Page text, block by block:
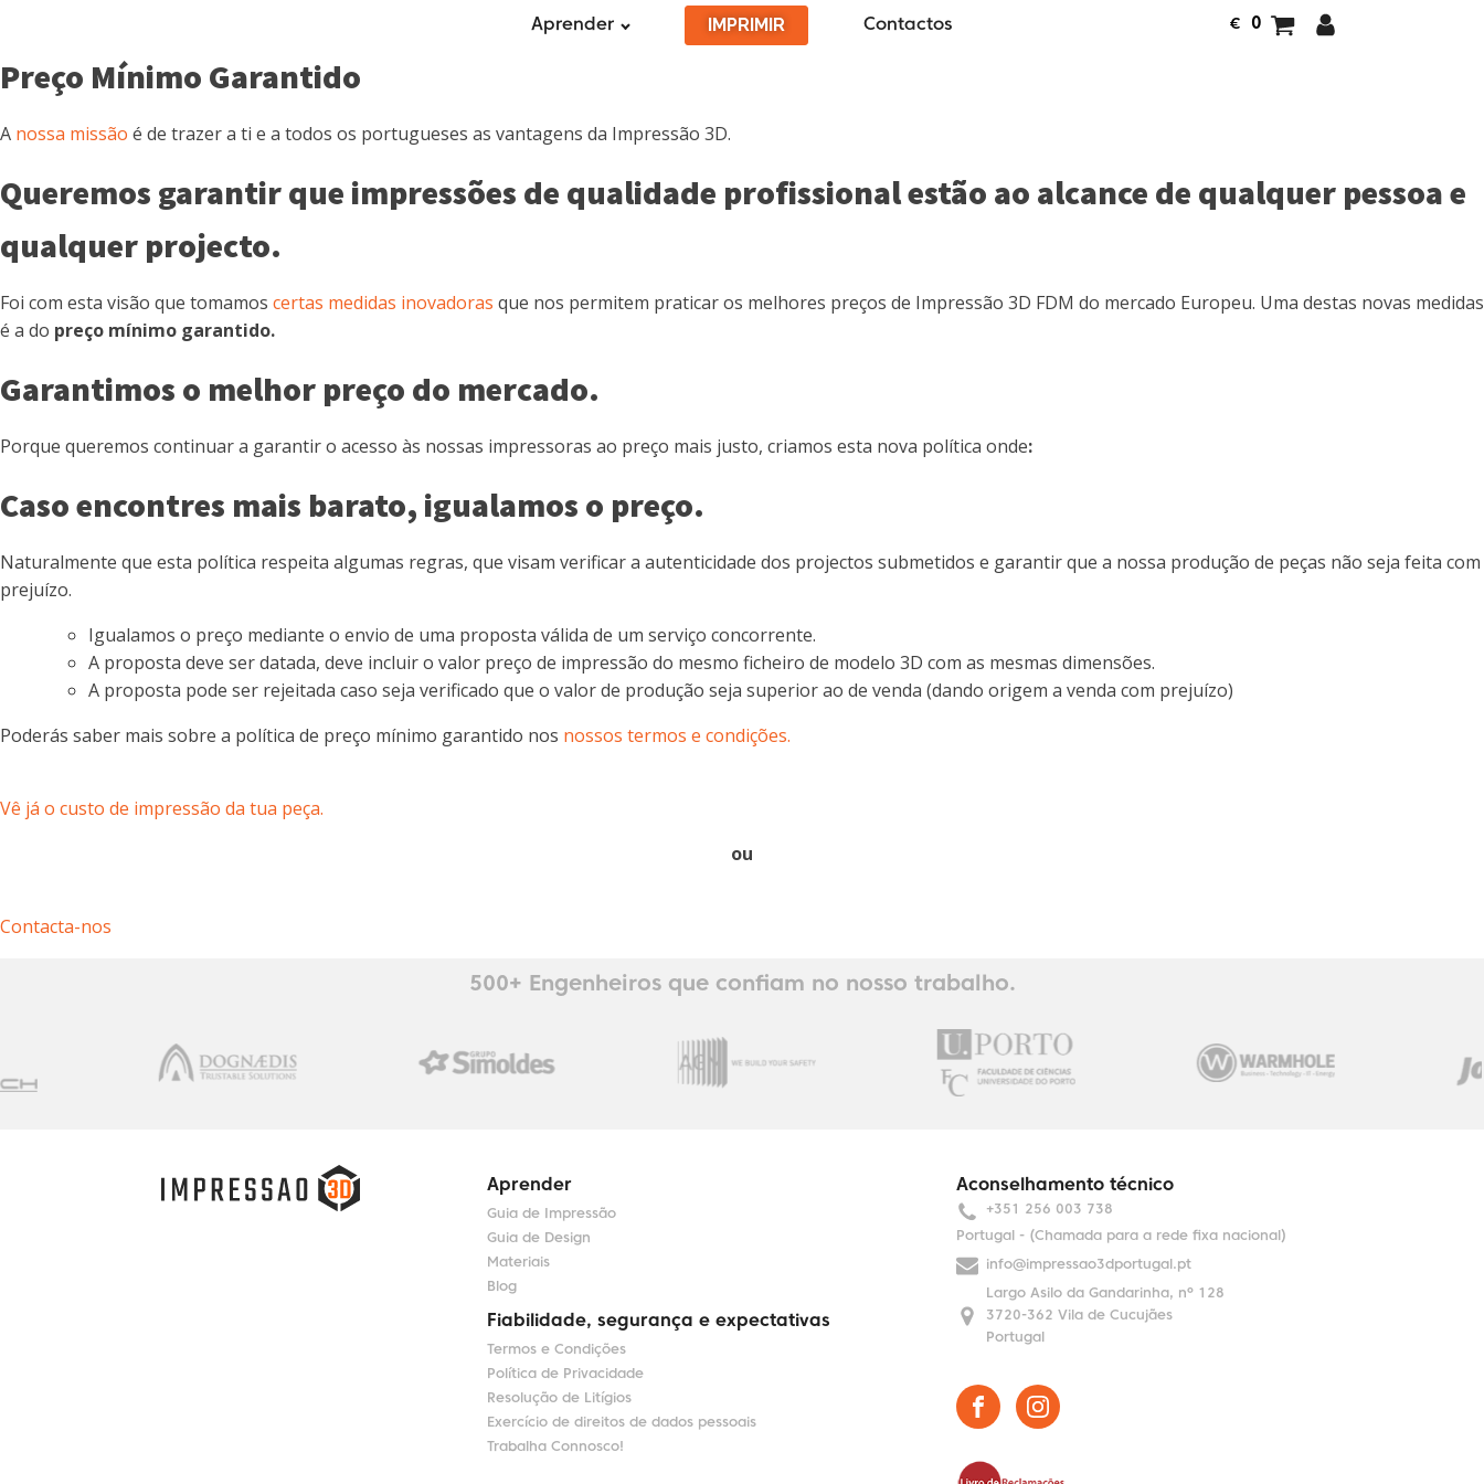
Aprender IMPRIMIR Contactos € 0
Preço Mínimo Garantido
A nossa missão é de trazer a ti e a todos os portugueses as vantagens da Impressão 3D.
Queremos garantir que impressões de qualidade profissional estão ao alcance de qualquer pessoa e
qualquer projecto.
Foi com esta visão que tomamos certas medidas inovadoras que nos permitem praticar os melhores preços de Impressão 3D FDM do mercado Europeu. Uma destas novas medidas
é a do preço mínimo garantido.
Garantimos o melhor preço do mercado.
Porque queremos continuar a garantir o acesso às nossas impressoras ao preço mais justo, criamos esta nova política onde:
Caso encontres mais barato, igualamos o preço.
Naturalmente que esta política respeita algumas regras, que visam verificar a autenticidade dos projectos submetidos e garantir que a nossa produção de peças não seja feita com
prejuízo.
Igualamos o preço mediante o envio de uma proposta válida de um serviço concorrente.
A proposta deve ser datada, deve incluir o valor preço de impressão do mesmo ficheiro de modelo 3D com as mesmas dimensões.
A proposta pode ser rejeitada caso seja verificado que o valor de produção seja superior ao de venda (dando origem a venda com prejuízo)
Poderás saber mais sobre a política de preço mínimo garantido nos nossos termos e condições.
Vê já o custo de impressão da tua peça.
ou
Contacta-nos
500+ Engenheiros que confiam no nosso trabalho.
Aprender
Guia de Impressão
Guia de Design
Materiais
Blog
Fiabilidade, segurança e expectativas
Termos e Condições
Política de Privacidade
Resolução de Litígios
Exercício de direitos de dados pessoais
Trabalha Connosco!
Aconselhamento técnico
+351 256 003 738
Portugal - (Chamada para a rede fixa nacional)
info@impressao3dportugal.pt
Largo Asilo da Gandarinha, nº 128
3720-362 Vila de Cucujães
Portugal